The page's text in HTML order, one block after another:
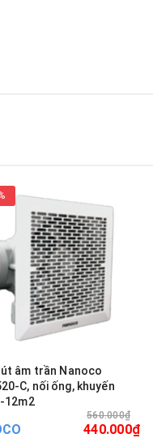
âm trần Nanoco
C, nối ống, khuyến
12m2
560.000₫
440.000₫